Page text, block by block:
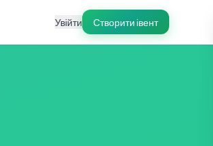
Увійти Створити івент